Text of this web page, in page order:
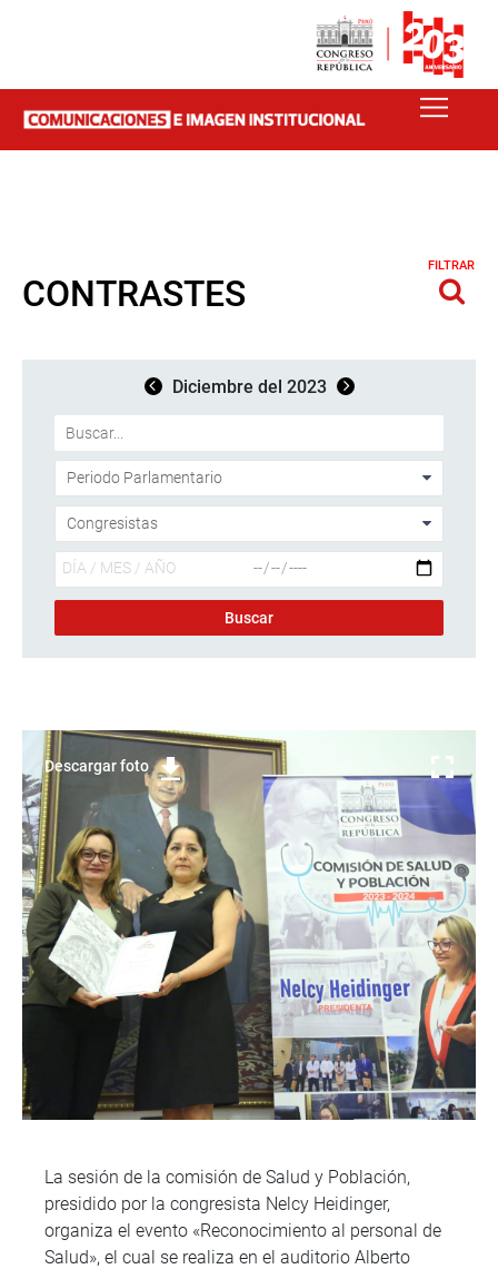
CONTRASTES
FILTRAR
Diciembre del 2023
Descargar foto
La sesión de la comisión de Salud y Población,
presidido por la congresista Nelcy Heidinger,
organiza el evento «Reconocimiento al personal de
Salud», el cual se realiza en el auditorio Alberto